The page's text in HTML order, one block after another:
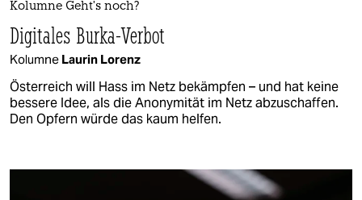
Kolumne Geht’s noch?
Digitales Burka-Verbot
Kolumne Laurin Lorenz
Österreich will Hass im Netz bekämpfen – und hat keine
bessere Idee, als die Anonymität im Netz abzuschaffen.
Den Opfern würde das kaum helfen.